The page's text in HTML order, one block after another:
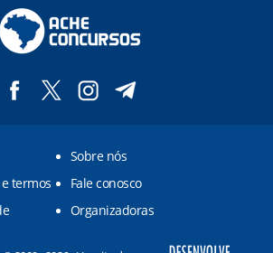
Sobre nós
termos
Fale conosco
Organizadoras